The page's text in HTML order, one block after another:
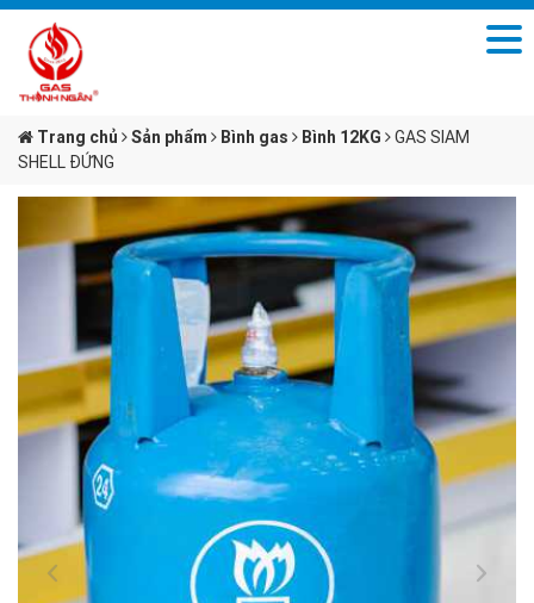
Trang chủ Sản phẩm Bình gas Bình 12KG
GAS SIAM
SHELL ĐỨNG